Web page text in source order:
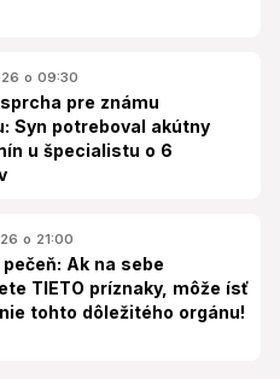
o 09:30
pre známu
Syn potreboval akútny
u špecialistu o 6
o 21:00
Ak na sebe
TIETO príznaky, môže ísť
tohto dôležitého orgánu!